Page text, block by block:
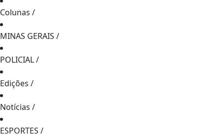
Colunas /
MINAS GERAIS /
POLICIAL/
Edições /
Notícias /
ESPORTES /